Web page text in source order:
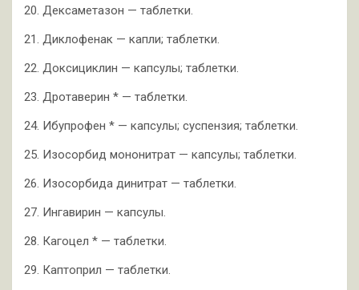
20. Дексаметазон — таблетки.
21. Диклофенак — капли; таблетки.
22. Доксициклин — капсулы; таблетки.
23. Дротаверин * — таблетки.
24. Ибупрофен * — капсулы; суспензия; таблетки.
25. Изосорбид мононитрат — капсулы; таблетки.
26. Изосорбида динитрат — таблетки.
27. Ингавирин — капсулы.
28. Кагоцел * — таблетки.
29. Каптоприл — таблетки.